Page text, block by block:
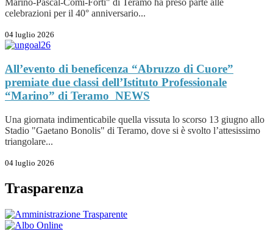
Marino-Pascal-Comi-Forti" di Teramo ha preso parte alle
celebrazioni per il 40° anniversario...
04 luglio 2026
All’evento di beneficenza “Abruzzo di Cuore”
premiate due classi dell’Istituto Professionale
“Marino” di Teramo NEWS
Una giornata indimenticabile quella vissuta lo scorso 13 giugno allo
Stadio "Gaetano Bonolis" di Teramo, dove si è svolto l’attesissimo
triangolare...
04 luglio 2026
Trasparenza